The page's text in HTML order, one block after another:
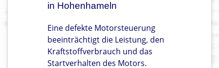
in Hohenhameln
Eine defekte Motorsteuerung
beeinträchtigt die Leistung, den
Kraftstoffverbrauch und das
Startverhalten des Motors.